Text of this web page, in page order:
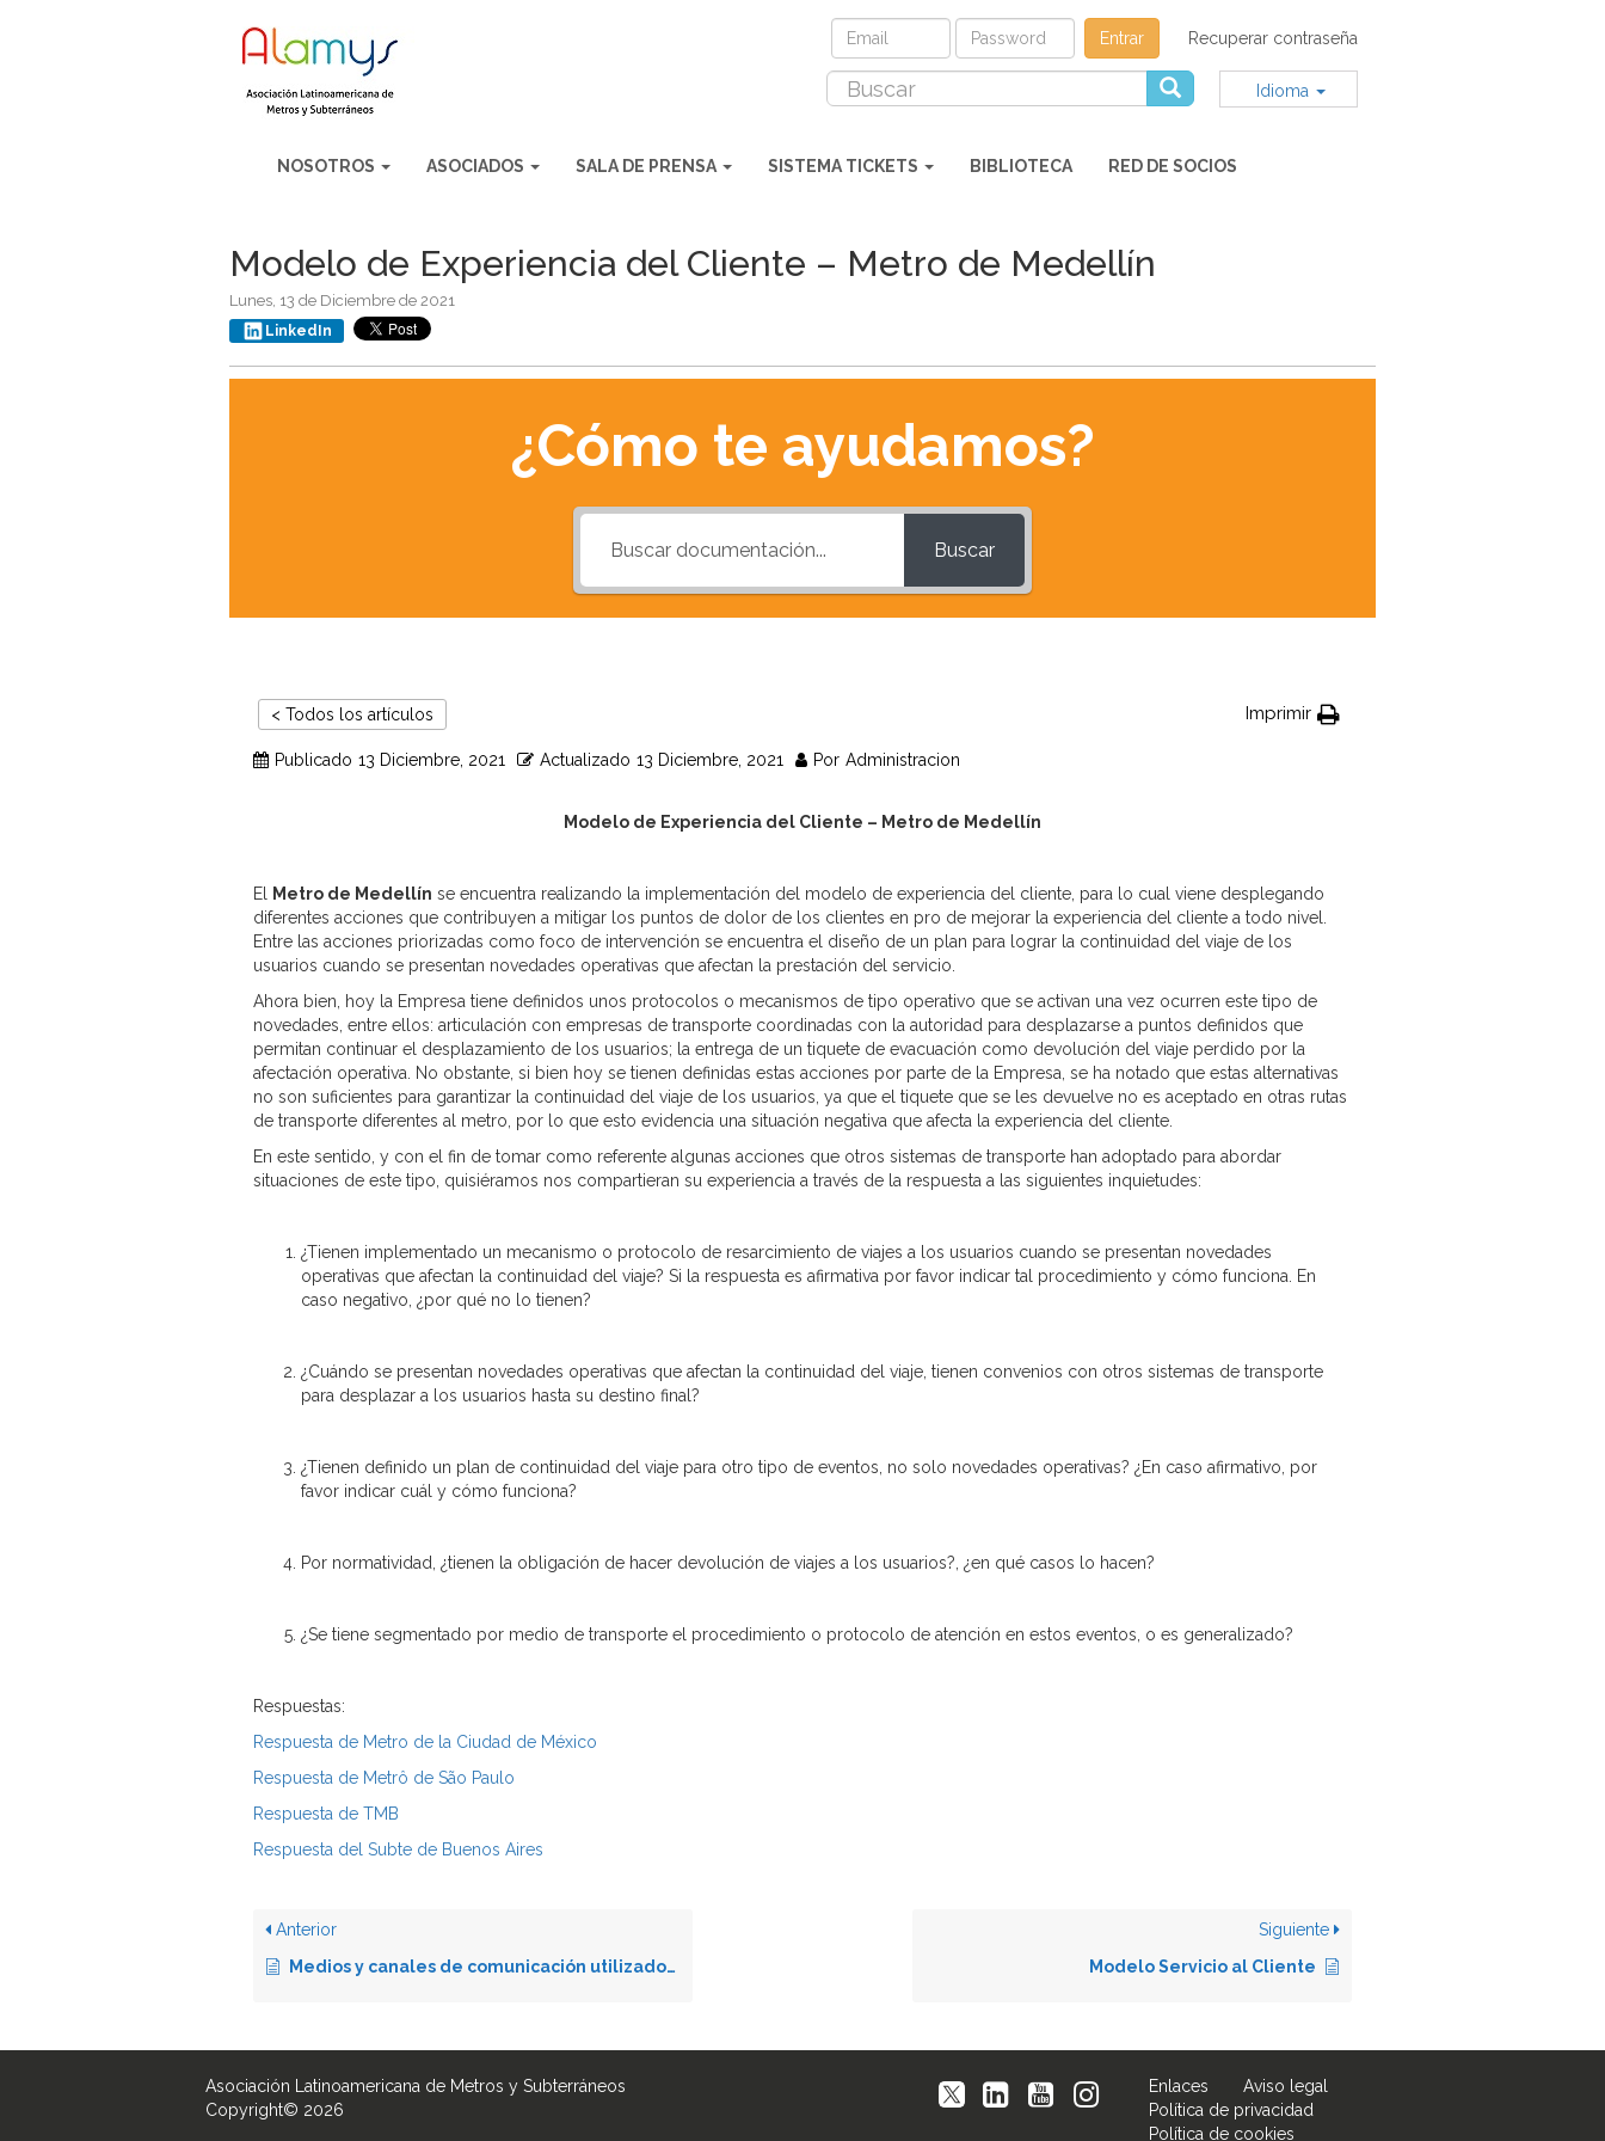
Entrar Recuperar contraseña
Idioma
NOSOTROS ASOCIADOS SALA DE PRENSA SISTEMA TICKETS BIBLIOTECA RED DE SOCIOS
Modelo de Experiencia del Cliente – Metro de Medellín
Lunes, 13 de Diciembre de 2021
LinkedIn
¿Cómo te ayudamos?
Buscar
< Todos los artículos Imprimir
Publicado 13 Diciembre, 2021 Actualizado 13 Diciembre, 2021 Por Administracion
Modelo de Experiencia del Cliente – Metro de Medellín
El Metro de Medellín se encuentra realizando la implementación del modelo de experiencia del cliente, para lo cual viene desplegando
diferentes acciones que contribuyen a mitigar los puntos de dolor de los clientes en pro de mejorar la experiencia del cliente a todo nivel.
Entre las acciones priorizadas como foco de intervención se encuentra el diseño de un plan para lograr la continuidad del viaje de los
usuarios cuando se presentan novedades operativas que afectan la prestación del servicio.
Ahora bien, hoy la Empresa tiene definidos unos protocolos o mecanismos de tipo operativo que se activan una vez ocurren este tipo de
novedades, entre ellos: articulación con empresas de transporte coordinadas con la autoridad para desplazarse a puntos definidos que
permitan continuar el desplazamiento de los usuarios; la entrega de un tiquete de evacuación como devolución del viaje perdido por la
afectación operativa. No obstante, si bien hoy se tienen definidas estas acciones por parte de la Empresa, se ha notado que estas alternativas
no son suficientes para garantizar la continuidad del viaje de los usuarios, ya que el tiquete que se les devuelve no es aceptado en otras rutas
de transporte diferentes al metro, por lo que esto evidencia una situación negativa que afecta la experiencia del cliente.
En este sentido, y con el fin de tomar como referente algunas acciones que otros sistemas de transporte han adoptado para abordar
situaciones de este tipo, quisiéramos nos compartieran su experiencia a través de la respuesta a las siguientes inquietudes:
¿Tienen implementado un mecanismo o protocolo de resarcimiento de viajes a los usuarios cuando se presentan novedades
operativas que afectan la continuidad del viaje? Si la respuesta es afirmativa por favor indicar tal procedimiento y cómo funciona. En
caso negativo, ¿por qué no lo tienen?
¿Cuándo se presentan novedades operativas que afectan la continuidad del viaje, tienen convenios con otros sistemas de transporte
para desplazar a los usuarios hasta su destino final?
¿Tienen definido un plan de continuidad del viaje para otro tipo de eventos, no solo novedades operativas? ¿En caso afirmativo, por
favor indicar cuál y cómo funciona?
Por normatividad, ¿tienen la obligación de hacer devolución de viajes a los usuarios?, ¿en qué casos lo hacen?
¿Se tiene segmentado por medio de transporte el procedimiento o protocolo de atención en estos eventos, o es generalizado?
Respuestas:
Respuesta de Metro de la Ciudad de México
Respuesta de Metrô de São Paulo
Respuesta de TMB
Respuesta del Subte de Buenos Aires
Anterior
Medios y canales de comunicación utilizados con personas con discapacidad
Siguiente
Modelo Servicio al Cliente
Asociación Latinoamericana de Metros y Subterráneos
Copyright© 2026
Enlaces
Aviso legal
Política de privacidad
Política de cookies